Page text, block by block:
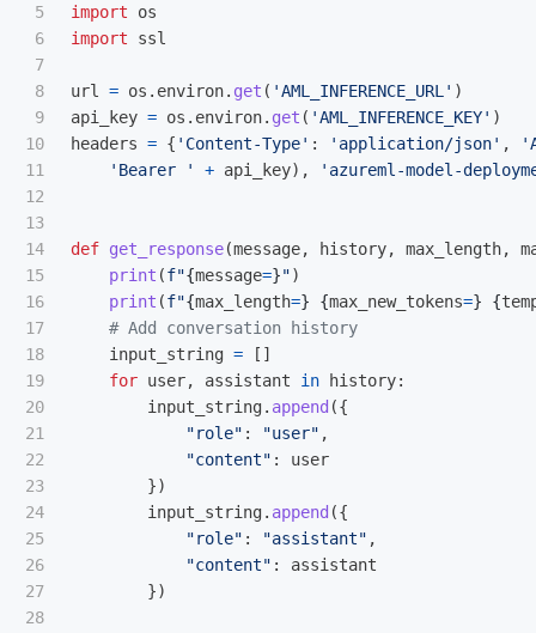
5
6
7
8
9
10
11
12
13
14
15
16
17
18
19
20
21
22
23
24
25
26
27
28
import
os
import
ssl
url = os . environ. get ( 'AML_INFERENCE_URL ' )
api_key = os . environ. get ( 'AML_INFERENCE_KEY' )
headers = { ' Content-Type' : ' application/json' , '
' Bearer ' + api_key), ' azureml-model-
def get_response(message, history, max_length,
print (f"{message=}")
print (f"{max_length=} {max_new_tokens=} {
input_string =
[]
for user, assistant in history:
input_string. append ({
"role" : "user" ,
"content" :
user
})
input_string. append ({
"role" : "assistant" ,
"content" :
assistant
})